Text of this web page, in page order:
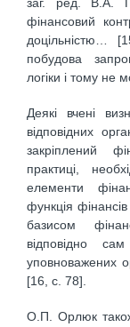
фінансовий
побудова
логіки і тому не
Деякі вчені
відповідних
закріплений
практиці,
елементи
функція
базисом
відповідно
уповноважених
[16, с. 78].
О.П. Орлюк